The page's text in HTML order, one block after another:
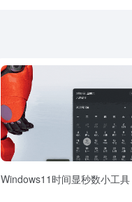
Windows11时间显秒数小工具